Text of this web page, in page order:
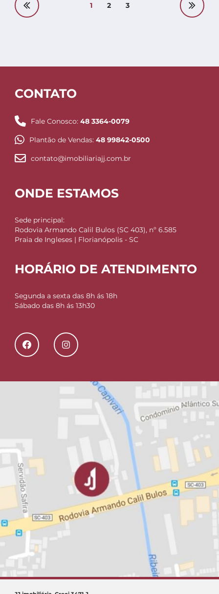
1 2 3
CONTATO
Fale Conosco: 48 3364-0079
Plantão de Vendas: 48 99842-0500
contato@imobiliariajj.com.br
ONDE ESTAMOS
Sede principal:
Rodovia Armando Calil Bulos (SC 403), nº 6.585
Praia de Ingleses | Florianópolis - SC
HORÁRIO DE ATENDIMENTO
Segunda a sexta das 8h ás 18h
Sábado das 8h ás 13h30